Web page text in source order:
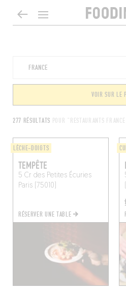
277 RÉSULTATS POUR "RESTAURANTS
VOIR SUR LE
LÈCHE-DOIGTS
TEMPÊTE
5 Cr des Petites Écuries
Paris (75010)
RÉSERVER UNE TABLE